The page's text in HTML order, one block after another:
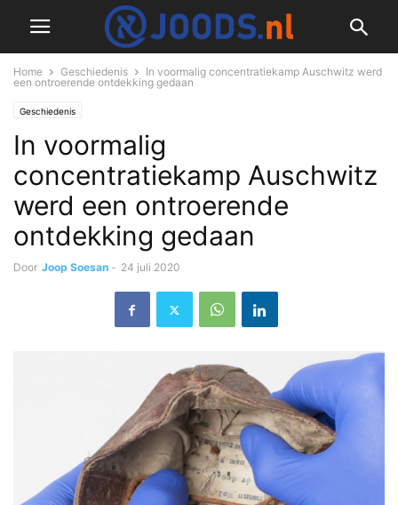
Home Geschiedenis
In voormalig concentratiekamp Auschwitz werd
een ontroerende ontdekking gedaan
Geschiedenis
In voormalig
concentratiekamp Auschwitz
werd een ontroerende
ontdekking gedaan
Door Joop Soesan - 24 juli 2020